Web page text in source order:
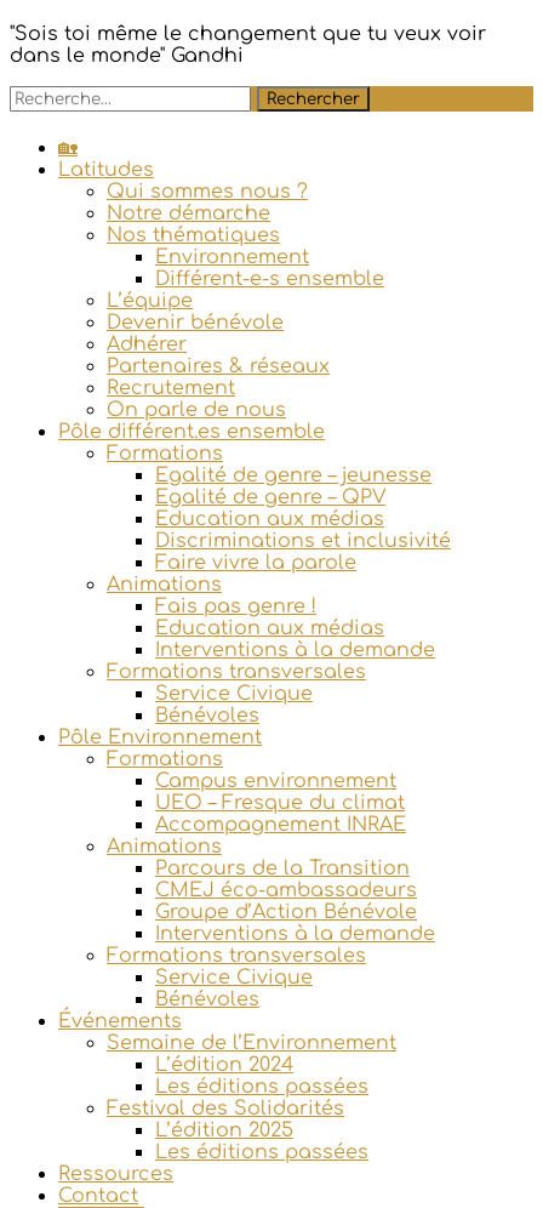
Aller
au
principal
"Sois toi même le changement que tu veux voir
dans le monde" Gandhi
Rechercher :
🏡
Latitudes
Qui sommes nous ?
Notre démarche
Nos thématiques
Environnement
Différent-e-s ensemble
L’équipe
Devenir bénévole
Adhérer
Partenaires & réseaux
Recrutement
On parle de nous
Pôle différent.es ensemble
Formations
Egalité de genre – jeunesse
Egalité de genre – QPV
Education aux médias
Discriminations et inclusivité
Faire vivre la parole
Animations
Fais pas genre !
Education aux médias
Interventions à la demande
Formations transversales
Service Civique
Bénévoles
Pôle Environnement
Formations
Campus environnement
UEO – Fresque du climat
Accompagnement INRAE
Animations
Parcours de la Transition
CMEJ éco-ambassadeurs
Groupe d’Action Bénévole
Interventions à la demande
Formations transversales
Service Civique
Bénévoles
Événements
Semaine de l’Environnement
L’édition 2024
Les éditions passées
Festival des Solidarités
L’édition 2025
Les éditions passées
Ressources
Contact